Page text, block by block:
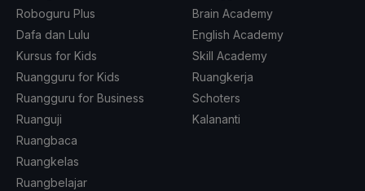
Roboguru Plus
Dafa dan Lulu
Kursus for Kids
Ruangguru for Kids
Ruangguru for Business
Ruanguji
Ruangbaca
Ruangkelas
Ruangbelajar
Brain Academy
English Academy
Skill Academy
Ruangkerja
Schoters
Kalananti